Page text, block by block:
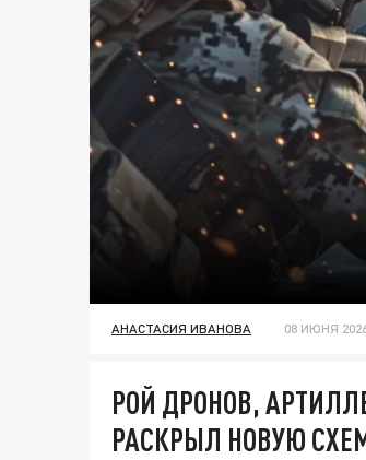
АНАСТАСИЯ ИВАНОВА 08 ИЮНЯ
РОЙ ДРОНОВ,
РАСКРЫЛ НОВУЮ